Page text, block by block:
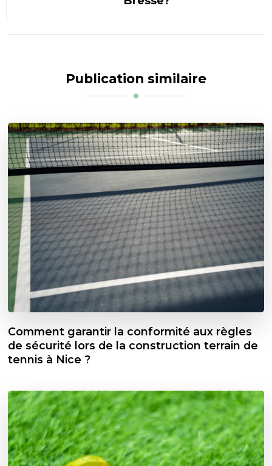
Publication similaire
Comment garantir la conformité aux règles
de sécurité lors de la construction terrain de
tennis à Nice ?